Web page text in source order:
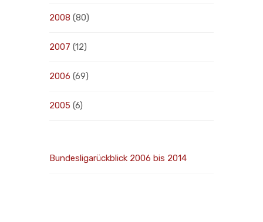
2008 (80)
2007 (12)
2006 (69)
2005 (6)
Bundesligarückblick 2006 bis 2014